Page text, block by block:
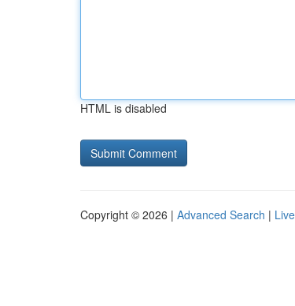
HTML is disabled
Copyright © 2026 | Advanced Search | Live